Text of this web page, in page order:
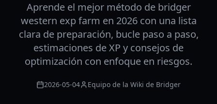
Aprende el mejor método de bridger
western exp farm en 2026 con una lista
clara de preparación, bucle paso a paso,
estimaciones de XP y consejos de
optimización con enfoque en riesgos.
2026-05-04 Equipo de la Wiki de Bridger